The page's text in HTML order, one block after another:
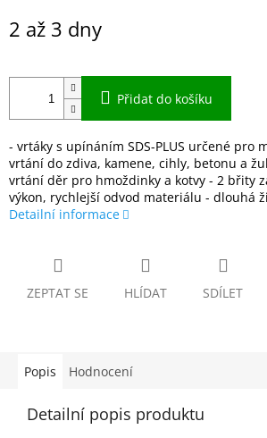
cena:
2 až 3 dny
Přidat do košíku
- vrtáky s upínáním SDS-PLUS určené pro
vrtání do zdiva, kamene, cihly, betonu a
vrtání děr pro hmoždinky a kotvy - 2 břity
výkon, rychlejší odvod materiálu - dlouhá
Detailní informace
ZEPTAT SE HLÍDAT SDÍLET
Popis Hodnocení
Detailní popis produktu